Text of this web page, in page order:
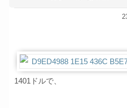
1401ドルで、